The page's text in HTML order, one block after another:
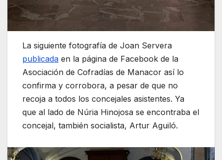
La siguiente fotografía de Joan Servera
publicada en la página de Facebook de la
Asociación de Cofradías de Manacor así lo
confirma y corrobora, a pesar de que no
recoja a todos los concejales asistentes. Ya
que al lado de Núria Hinojosa se encontraba el
concejal, también socialista, Artur Aguiló.